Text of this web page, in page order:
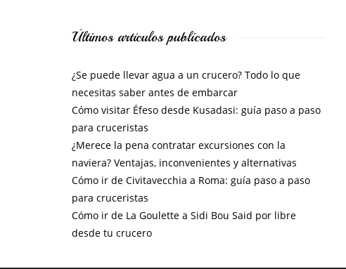
Últimos artículos publicados
¿Se puede llevar agua a un crucero? Todo lo que
necesitas saber antes de embarcar
Cómo visitar Éfeso desde Kusadasi: guía paso a paso
para cruceristas
¿Merece la pena contratar excursiones con la
naviera? Ventajas, inconvenientes y alternativas
Cómo ir de Civitavecchia a Roma: guía paso a paso
para cruceristas
Cómo ir de La Goulette a Sidi Bou Said por libre
desde tu crucero